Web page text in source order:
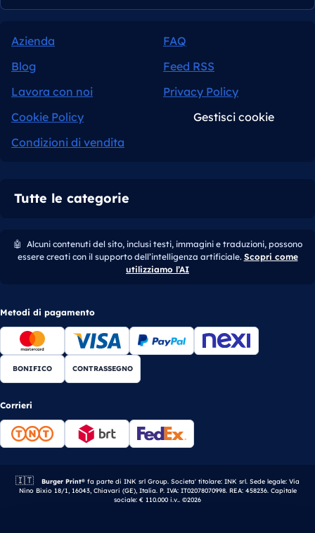
Azienda
FAQ
Blog
Feed RSS
Lavora con noi
Privacy Policy
Cookie Policy
Gestisci cookie
Condizioni di vendita
Tutte le categorie
🤖 Alcuni contenuti del sito, inclusi testi, immagini e traduzioni, possono
essere creati con il supporto dell’intelligenza artificiale. Scopri come
utilizziamo l’AI
Metodi di pagamento
BONIFICO CONTRASSEGNO
Corrieri
🇮🇹 Azienda italiana.
Burger Print® fa parte di INK srl Group. Societa' titolare: INK srl. Sede legale: Via
Nino Bixio 18/1, 16043, Chiavari (GE), Italia. P. IVA: IT02078070998. REA: 458236. Capitale
sociale: € 110.000 i.v.. ©2026